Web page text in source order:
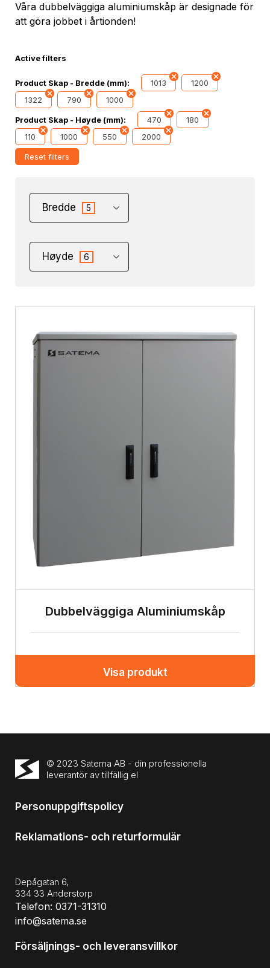
Våra dubbelväggiga aluminiumskåp är designade för
att göra jobbet i årtionden!
Active filters
Product Skap - Bredde (mm): 1013
1200
1322
790 1000
Product Skap - Høyde (mm): 470
180
110
1000 550 2000
Reset filters
Bredde 5
Høyde 6
Dubbelväggiga Aluminiumskåp
Visa produkt
© 2023 Satema AB - din professionella
leverantör av tillfällig el
Personuppgiftspolicy
Reklamations- och returformulär
Depågatan 6,
334 33 Anderstorp
Telefon: 0371-31310
info@satema.se
Försäljnings- och leveransvillkor